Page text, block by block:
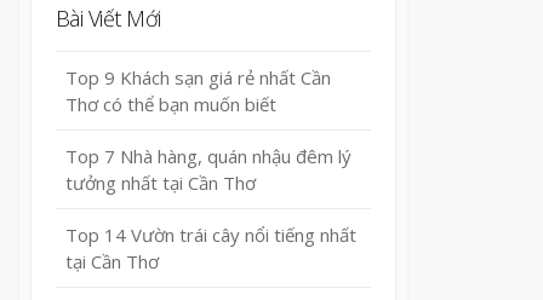
Bài Viết Mới
Top 9 Khách sạn giá rẻ nhất Cần
Thơ có thể bạn muốn biết
Top 7 Nhà hàng, quán nhậu đêm lý
tưởng nhất tại Cần Thơ
Top 14 Vườn trái cây nổi tiếng nhất
tại Cần Thơ